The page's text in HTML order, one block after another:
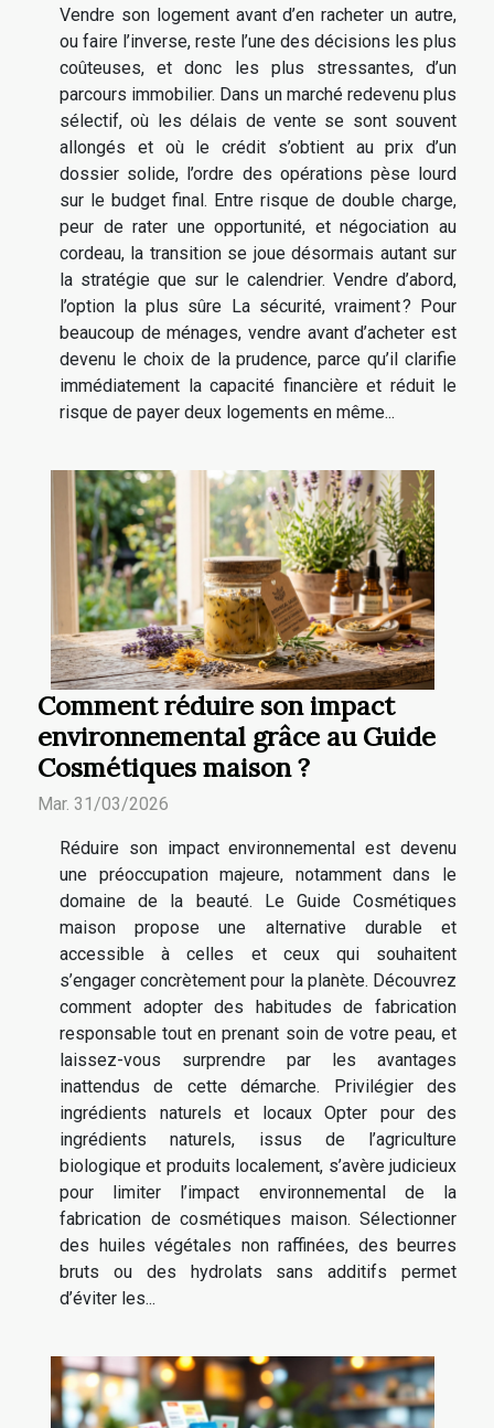
Vendre son logement avant d’en racheter un autre,
ou faire l’inverse, reste l’une des décisions les plus
coûteuses, et donc les plus stressantes, d’un
parcours immobilier. Dans un marché redevenu plus
sélectif, où les délais de vente se sont souvent
allongés et où le crédit s’obtient au prix d’un
dossier solide, l’ordre des opérations pèse lourd
sur le budget final. Entre risque de double charge,
peur de rater une opportunité, et négociation au
cordeau, la transition se joue désormais autant sur
la stratégie que sur le calendrier. Vendre d’abord,
l’option la plus sûre La sécurité, vraiment ? Pour
beaucoup de ménages, vendre avant d’acheter est
devenu le choix de la prudence, parce qu’il clarifie
immédiatement la capacité financière et réduit le
risque de payer deux logements en même...
Comment réduire son impact
environnemental grâce au Guide
Cosmétiques maison ?
Mar. 31/03/2026
Réduire son impact environnemental est devenu
une préoccupation majeure, notamment dans le
domaine de la beauté. Le Guide Cosmétiques
maison propose une alternative durable et
accessible à celles et ceux qui souhaitent
s’engager concrètement pour la planète. Découvrez
comment adopter des habitudes de fabrication
responsable tout en prenant soin de votre peau, et
laissez-vous surprendre par les avantages
inattendus de cette démarche. Privilégier des
ingrédients naturels et locaux Opter pour des
ingrédients naturels, issus de l’agriculture
biologique et produits localement, s’avère judicieux
pour limiter l’impact environnemental de la
fabrication de cosmétiques maison. Sélectionner
des huiles végétales non raffinées, des beurres
bruts ou des hydrolats sans additifs permet
d’éviter les...